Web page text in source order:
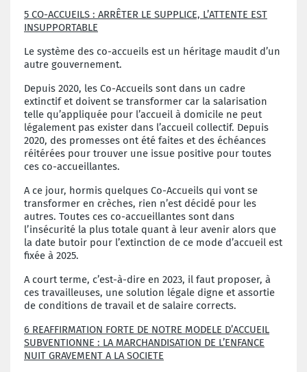
5 CO-ACCUEILS : ARRÊTER LE SUPPLICE, L’ATTENTE EST
INSUPPORTABLE
Le système des co-accueils est un héritage maudit d’un
autre gouvernement.
Depuis 2020, les Co-Accueils sont dans un cadre
extinctif et doivent se transformer car la salarisation
telle qu’appliquée pour l’accueil à domicile ne peut
légalement pas exister dans l’accueil collectif. Depuis
2020, des promesses ont été faites et des échéances
réitérées pour trouver une issue positive pour toutes
ces co-accueillantes.
A ce jour, hormis quelques Co-Accueils qui vont se
transformer en crèches, rien n’est décidé pour les
autres. Toutes ces co-accueillantes sont dans
l’insécurité la plus totale quant à leur avenir alors que
la date butoir pour l’extinction de ce mode d’accueil est
fixée à 2025.
A court terme, c’est-à-dire en 2023, il faut proposer, à
ces travailleuses, une solution légale digne et assortie
de conditions de travail et de salaire corrects.
6 REAFFIRMATION FORTE DE NOTRE MODELE D’ACCUEIL
SUBVENTIONNE : LA MARCHANDISATION DE L’ENFANCE
NUIT GRAVEMENT A LA SOCIETE